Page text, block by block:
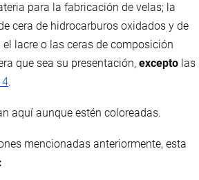
para la fabricación de velas; la
cera de hidrocarburos oxidados y de
lacre o las ceras de composición
que sea su presentación, excepto las
.
aquí aunque estén coloreadas.
mencionadas anteriormente, esta